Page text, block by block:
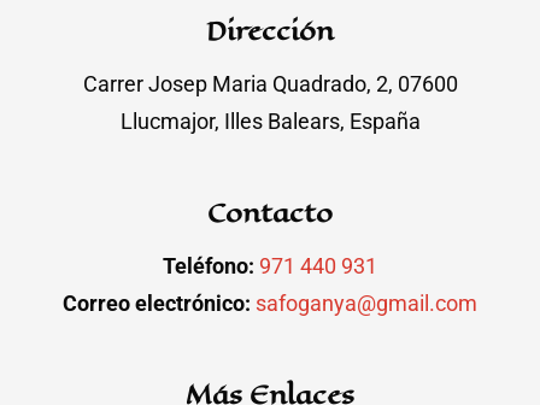
Dirección
Carrer Josep Maria Quadrado, 2, 07600
Llucmajor, Illes Balears, España
Contacto
Teléfono: 971 440 931
Correo electrónico: safoganya@gmail.com
Más Enlaces